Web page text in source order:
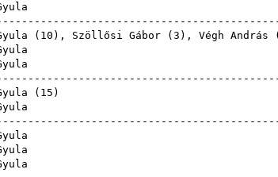
( 10 ), Szöllősi Gábor ( 3 ), Végh András (
( 15